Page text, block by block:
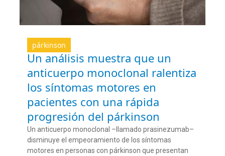
párkinson
Un análisis muestra que un
anticuerpo monoclonal ralentiza
los síntomas motores en
pacientes con una rápida
progresión del párkinson
Un anticuerpo monoclonal –llamado prasinezumab–
disminuye el empeoramiento de los síntomas
motores en personas con párkinson que presentan